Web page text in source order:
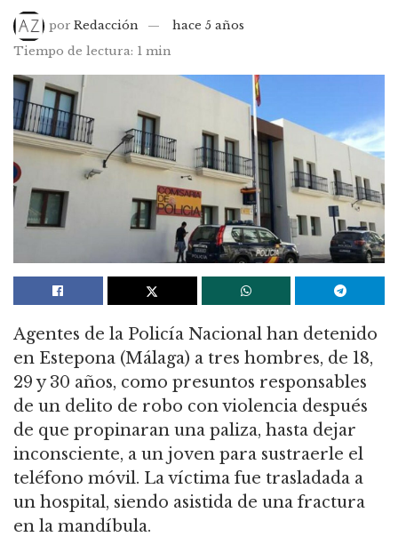
por Redacción
hace 5 años
Tiempo de lectura: 1 min
Agentes de la Policía Nacional han detenido
en Estepona (Málaga) a tres hombres, de 18,
29 y 30 años, como presuntos responsables
de un delito de robo con violencia después
de que propinaran una paliza, hasta dejar
inconsciente, a un joven para sustraerle el
teléfono móvil. La víctima fue trasladada a
un hospital, siendo asistida de una fractura
en la mandíbula.